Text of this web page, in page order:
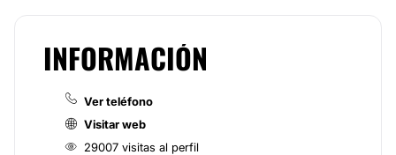
INFORMACIÓN
Ver teléfono
Visitar web
29007 visitas al perfil